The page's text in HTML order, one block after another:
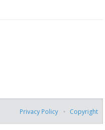
Privacy Policy Copyright